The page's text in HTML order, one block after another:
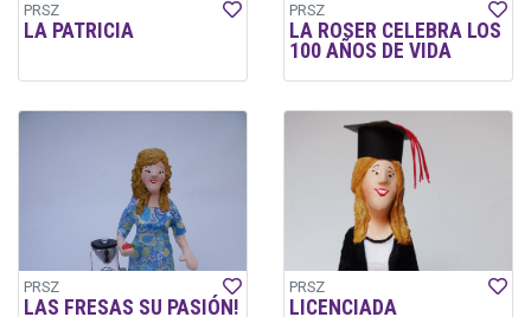
PRSZ
LA PATRICIA
PRSZ
LA ROSER CELEBRA LOS
100 AÑOS DE VIDA
PRSZ
LAS FRESAS SU PASIÓN!
PRSZ
LICENCIADA